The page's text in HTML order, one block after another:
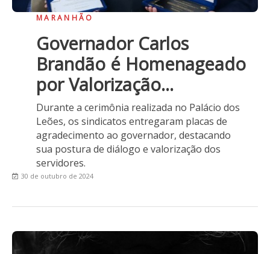
MARANHÃO
Governador Carlos
Brandão é Homenageado
por Valorização...
Durante a cerimônia realizada no Palácio dos
Leões, os sindicatos entregaram placas de
agradecimento ao governador, destacando
sua postura de diálogo e valorização dos
servidores.
30 de outubro de 2024